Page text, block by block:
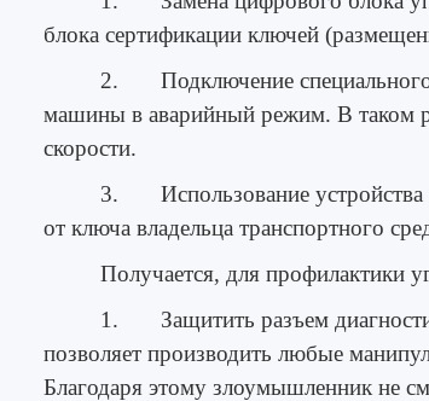
блока сертификации ключей
2. Подключение специального
машины в аварийный режим. В таком
скорости.
3. Использование устройства
от ключа владельца транспортного
Получается, для профилактики
1. Защитить разъем
позволяет производить любые
Благодаря этому злоумышленник не